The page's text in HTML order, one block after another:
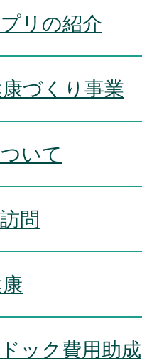
リの紹介
づくり事業
いて
問
ック費用助成